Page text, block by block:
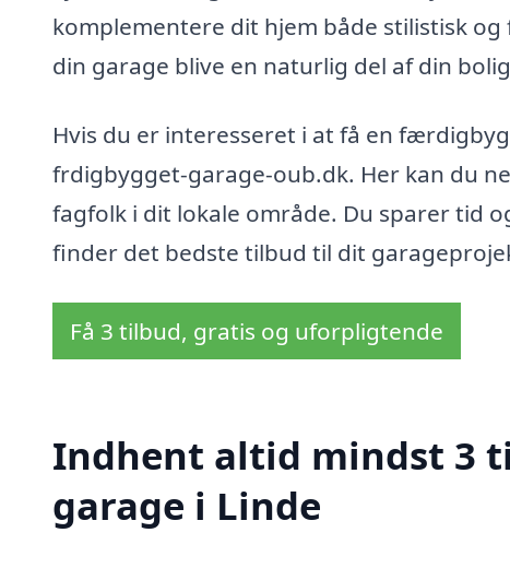
komplementere dit hjem både stilistisk
din garage blive en naturlig del af din
Hvis du er interesseret i at få en
frdigbygget-garage-oub.dk. Her kan du
fagfolk i dit lokale område. Du sparer tid
finder det bedste tilbud til dit
Få 3 tilbud, gratis og uforpligtende
Indhent altid mindst 3
garage i Linde